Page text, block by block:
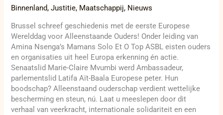
Binnenland,Justitie, Maatschappij, Nieuws
Brussel schreef geschiedenis met de eerste Europese
Werelddag voor Alleenstaande Ouders! Onder leiding van
Amina Nsenga’s Mamans Solo Et O Top ASBL eisten ouders
en organisaties uit heel Europa erkenning én actie.
Senaatslid Marie-Claire Mvumbi werd Ambassadeur,
parlementslid Latifa Aït-Baala Europese peter. Hun
boodschap? Alleenstaand ouderschap verdient wettelijke
bescherming en steun, nú. Laat u meeslepen door dit
verhaal van veerkracht, internationale solidariteit en een